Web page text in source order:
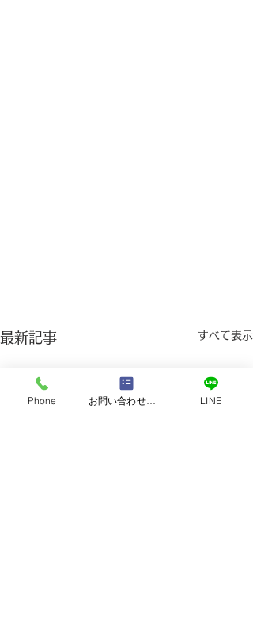
最新記事 すべて表示
Phone お問い合わせフォーム LINE